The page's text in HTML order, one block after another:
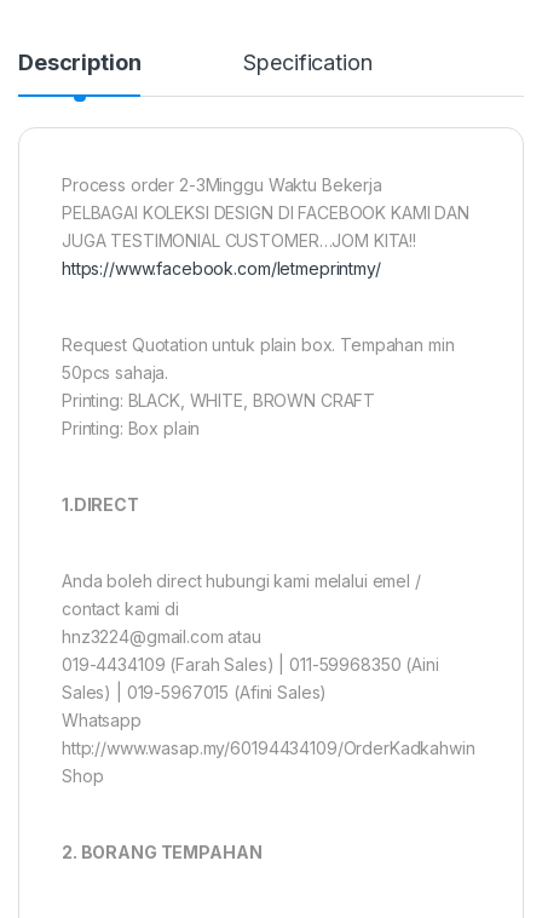
Description Specification
Process order 2-3Minggu Waktu Bekerja
PELBAGAI KOLEKSI DESIGN DI FACEBOOK KAMI DAN
JUGA TESTIMONIAL CUSTOMER…JOM KITA!!
https://www.facebook.com/letmeprintmy/
Request Quotation untuk plain box. Tempahan min
50pcs sahaja.
Printing: BLACK, WHITE, BROWN CRAFT
Printing: Box plain
1.DIRECT
Anda boleh direct hubungi kami melalui emel /
contact kami di
hnz3224@gmail.com atau
019-4434109 (Farah Sales) | 011-59968350 (Aini
Sales) | 019-5967015 (Afini Sales)
Whatsapp
http://www.wasap.my/60194434109/OrderKadkahwin
Shop
2. BORANG TEMPAHAN